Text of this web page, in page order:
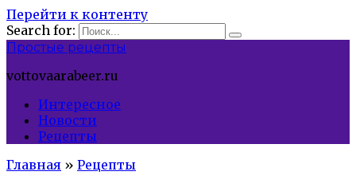
Перейти к контенту
Search for:
Простые рецепты
vottovaarabeer.ru
Интересное
Новости
Рецепты
Главная » Рецепты